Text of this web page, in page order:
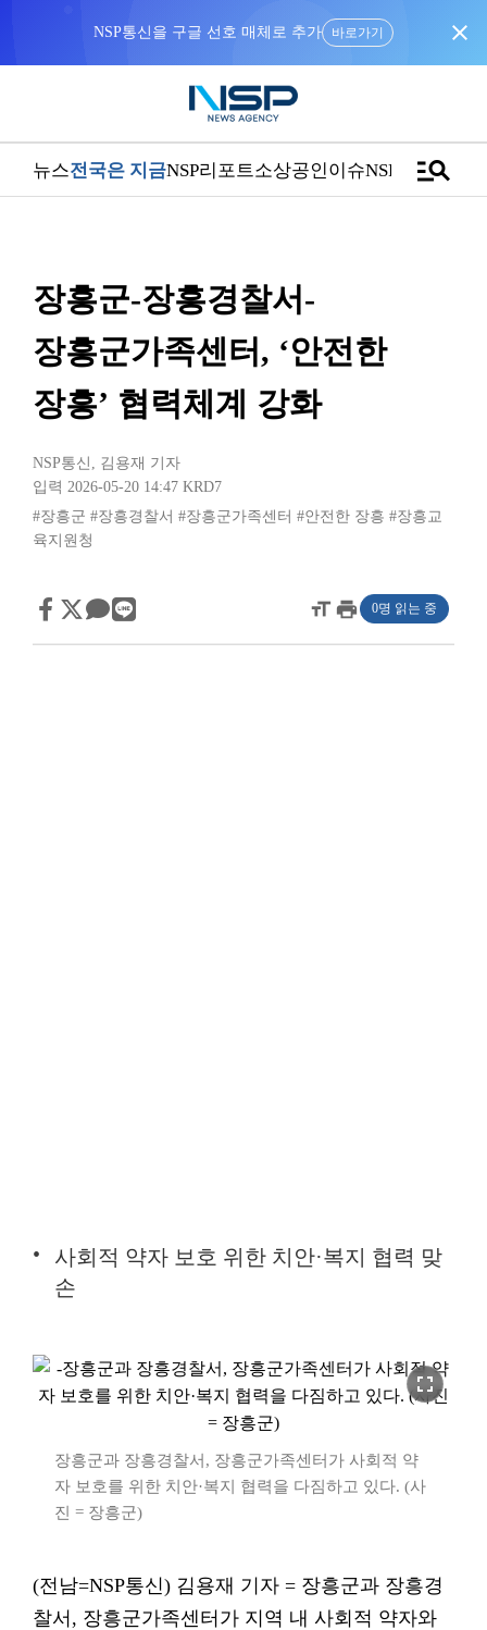
NSP통신을 구글 선호 매체로 추가 바로가기 close
뉴스전국은 지금NSP리포트소상공인이슈NSPTVmanage_search
장흥군-장흥경찰서-
장흥군가족센터, ‘안전한
장흥’ 협력체계 강화
NSP통신 , 김용재 기자
입력 2026-05-20 14:47 KRD7
#장흥군 #장흥경찰서 #장흥군가족센터 #안전한 장흥 #장흥교
육지원청
format_sizeprint 0명 읽는 중
사회적 약자 보호 위한 치안·복지 협력 맞
손
fullscreen
장흥군과 장흥경찰서, 장흥군가족센터가 사회적 약
자 보호를 위한 치안·복지 협력을 다짐하고 있다. (사
진 = 장흥군)
(전남=NSP통신) 김용재 기자 = 장흥군과 장흥경
찰서, 장흥군가족센터가 지역 내 사회적 약자와